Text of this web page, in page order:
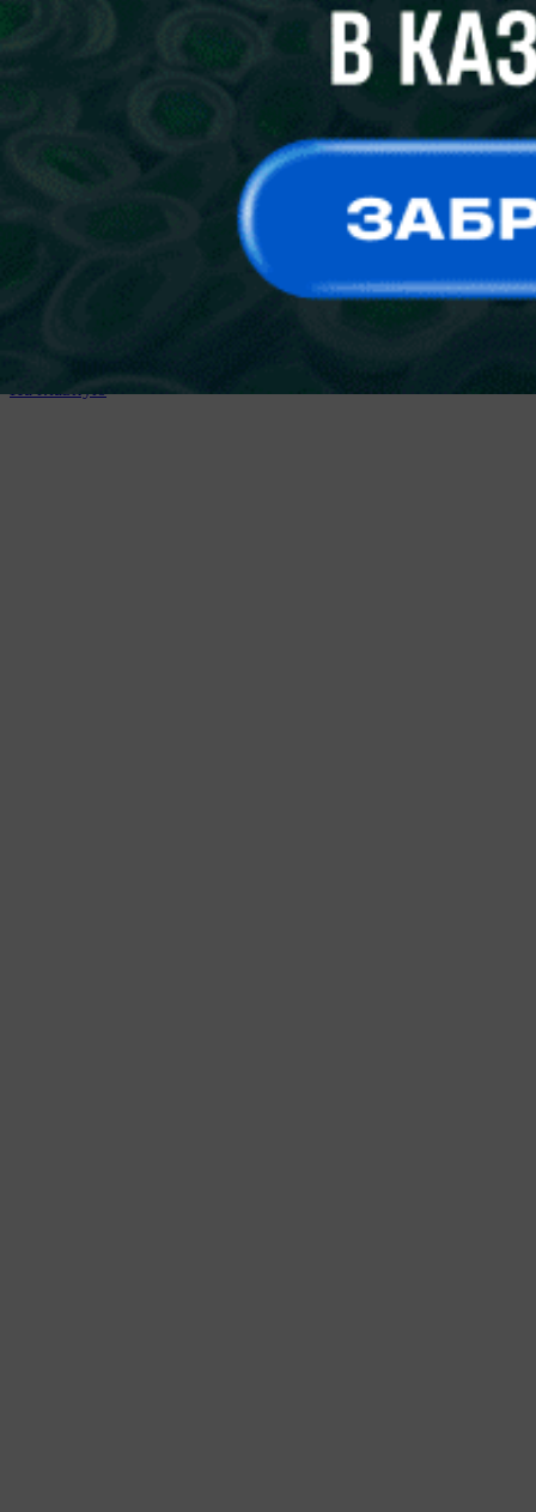
Неавторизованные пользователи не могут оставлять
войдите или
Продолжая использовать наш сайт вы принимаете
пользовательское соглашение и политику обработки файлов
На главную